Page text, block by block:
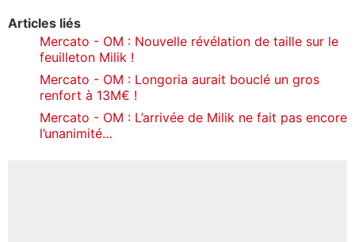
Articles liés
Mercato - OM : Nouvelle révélation de taille sur le
feuilleton Milik !
Mercato - OM : Longoria aurait bouclé un gros
renfort à 13M€ !
Mercato - OM : L’arrivée de Milik ne fait pas encore
l’unanimité…